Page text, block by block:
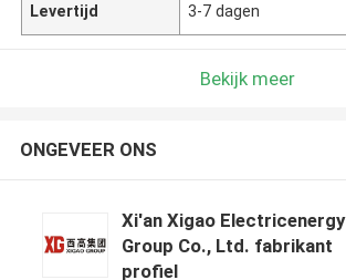
Levertijd 3-7 dagen
Bekijk meer
ONGEVEER ONS
Xi'an Xigao Electricenergy
Group Co., Ltd. fabrikant
profiel